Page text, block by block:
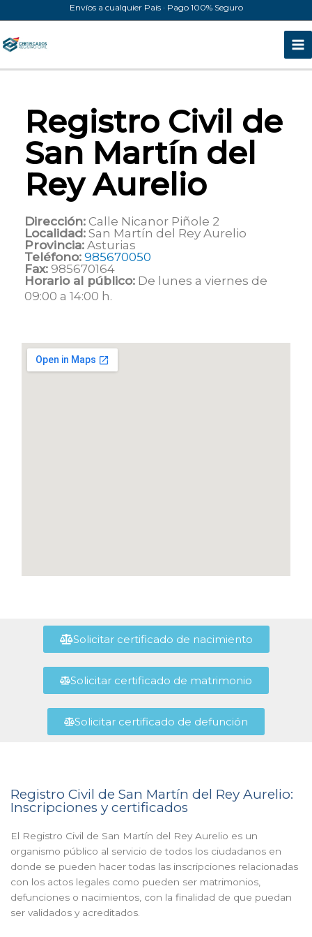
al
contenido
Envíos a cualquier País · Pago 100% Seguro
Registro Civil de
San Martín del
Rey Aurelio
Dirección: Calle Nicanor Piñole 2
Localidad: San Martín del Rey Aurelio
Provincia: Asturias
Teléfono: 985670050
Fax: 985670164
Horario al público: De lunes a viernes de
09:00 a 14:00 h.
Solicitar certificado de nacimiento
Solicitar certificado de matrimonio
Solicitar certificado de defunción
Registro Civil de San Martín del Rey Aurelio:
Inscripciones y certificados
El Registro Civil de San Martín del Rey Aurelio es un
organismo público al servicio de todos los ciudadanos en
donde se pueden hacer todas las inscripciones relacionadas
con los actos legales como pueden ser matrimonios,
defunciones o nacimientos, con la finalidad de que puedan
ser validados y acreditados.